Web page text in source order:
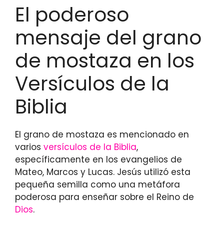
El poderoso
mensaje del grano
de mostaza en los
Versículos de la
Biblia
El grano de mostaza es mencionado en
varios versículos de la Biblia,
específicamente en los evangelios de
Mateo, Marcos y Lucas. Jesús utilizó esta
pequeña semilla como una metáfora
poderosa para enseñar sobre el Reino de
Dios.